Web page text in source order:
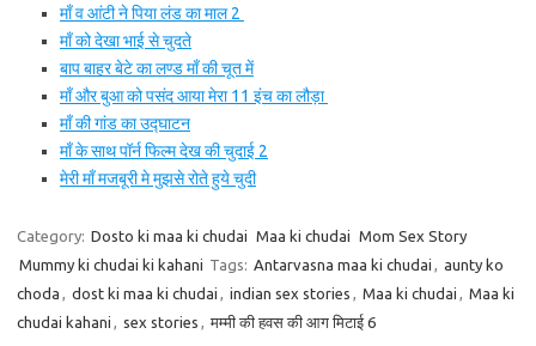
माँ व आंटी ने पिया लंड का माल 2
माँ को देखा भाई से चुदते
बाप बाहर बेटे का लण्ड माँ की चूत में
माँ और बुआ को पसंद आया मेरा 11 इंच का लौड़ा
माँ की गांड का उद्घाटन
माँ के साथ पॉर्न फिल्म देख की चुदाई 2
मेरी माँ मजबूरी मे मुझसे रोते हुये चुदी
Category: Dosto ki maa ki chudai Maa ki chudai Mom Sex Story
Mummy ki chudai ki kahani Tags: Antarvasna maa ki chudai , aunty ko
choda , dost ki maa ki chudai , indian sex stories , Maa ki chudai , Maa ki
chudai kahani , sex stories , मम्मी की हवस की आग मिटाई 6